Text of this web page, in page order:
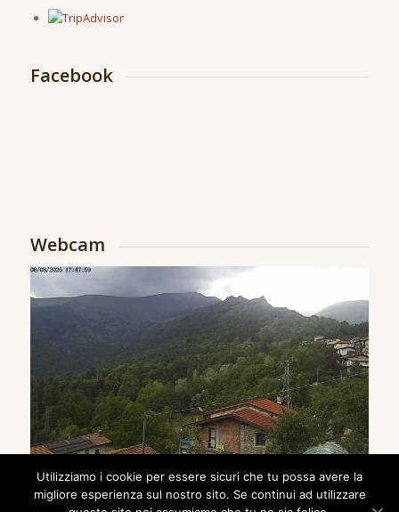
Facebook
Webcam
Utilizziamo i cookie per essere sicuri che tu possa avere la
migliore esperienza sul nostro sito. Se continui ad utilizzare